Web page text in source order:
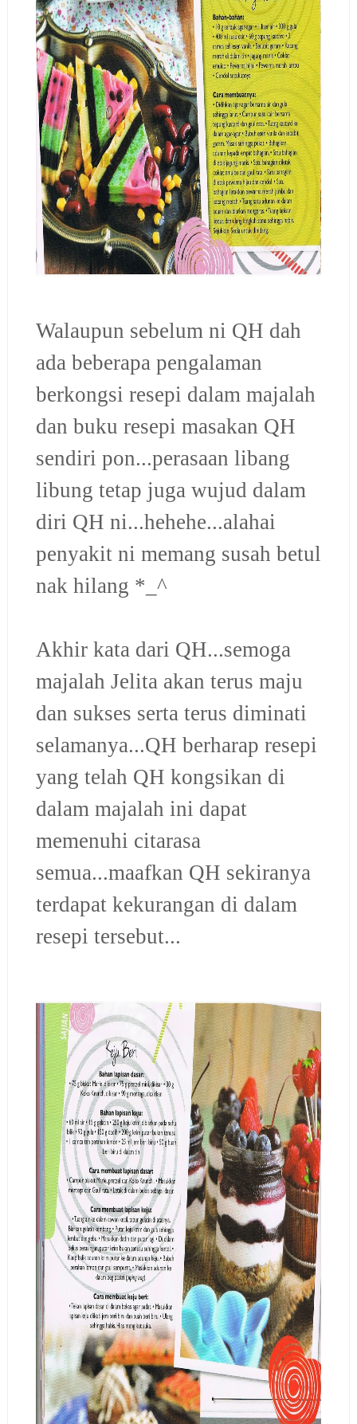
Walaupun sebelum ni QH dah
ada beberapa pengalaman
berkongsi resepi dalam majalah
dan buku resepi masakan QH
sendiri pon...perasaan libang
libung tetap juga wujud dalam
diri QH ni...hehehe...alahai
penyakit ni memang susah betul
nak hilang *_^
Akhir kata dari QH...semoga
majalah Jelita akan terus maju
dan sukses serta terus diminati
selamanya...QH berharap resepi
yang telah QH kongsikan di
dalam majalah ini dapat
memenuhi citarasa
semua...maafkan QH sekiranya
terdapat kekurangan di dalam
resepi tersebut...